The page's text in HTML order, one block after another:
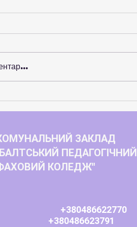
ЗАКЛАД
ПЕДАГОГІЧНИЙ
КОЛЕДЖ"
+380486622770
+380486623791